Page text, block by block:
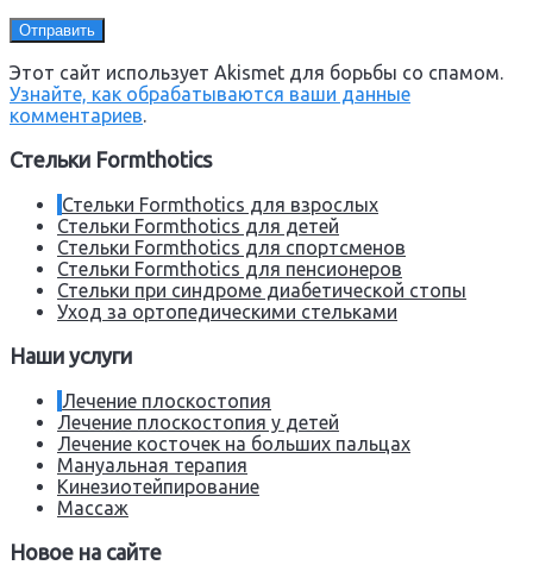
Этот сайт использует Akismet для борьбы со спамом.
Узнайте, как обрабатываются ваши данные
комментариев.
Стельки Formthotics
Стельки Formthotics для взрослых
Стельки Formthotics для детей
Стельки Formthotics для спортсменов
Стельки Formthotics для пенсионеров
Стельки при синдроме диабетической стопы
Уход за ортопедическими стельками
Наши услуги
Лечение плоскостопия
Лечение плоскостопия у детей
Лечение косточек на больших пальцах
Мануальная терапия
Кинезиотейпирование
Массаж
Новое на сайте